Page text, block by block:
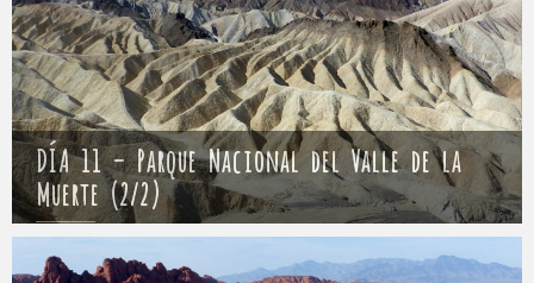
DÍA 11 – Parque Nacional del Valle de la
Muerte (2/2)
Mathieu 15 abril 2017